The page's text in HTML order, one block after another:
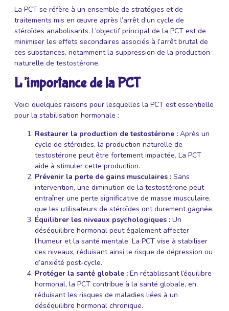
La PCT se réfère à un ensemble de stratégies et de
traitements mis en œuvre après l’arrêt d’un cycle de
stéroïdes anabolisants. L’objectif principal de la PCT est de
minimiser les effets secondaires associés à l’arrêt brutal de
ces substances, notamment la suppression de la production
naturelle de testostérone.
L’importance de la PCT
Voici quelques raisons pour lesquelles la PCT est essentielle
pour la stabilisation hormonale :
Restaurer la production de testostérone : Après un
cycle de stéroïdes, la production naturelle de
testostérone peut être fortement impactée. La PCT
aide à stimuler cette production.
Prévenir la perte de gains musculaires : Sans
intervention, une diminution de la testostérone peut
entraîner une perte significative de masse musculaire,
que les utilisateurs de stéroïdes ont durement gagnée.
Équilibrer les niveaux psychologiques : Un
déséquilibre hormonal peut également affecter
l’humeur et la santé mentale. La PCT vise à stabiliser
ces niveaux, réduisant ainsi le risque de dépression ou
d’anxiété post-cycle.
Protéger la santé globale : En rétablissant l’équilibre
hormonal, la PCT contribue à la santé globale, en
réduisant les risques de maladies liées à un
déséquilibre hormonal chronique.